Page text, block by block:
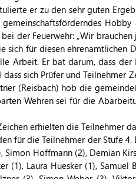
er zu den sehr guten
der Feuerwehr: „Wir
sich für diesen ehrenamtlichen
Arbeit. Er bat darum, dass
dass sich Prüfer und Teilnehmer
(Reisbach) hob die
Wehren sei für die
erhielten die Teilnehmer
für die Teilnehmer der Stufe
Simon Hoffmann (2), Demian
(1), Laura Huesker (1),